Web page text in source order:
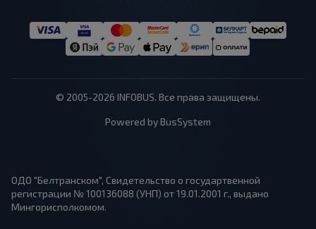
© 2005-2026 INFOBUS. Все права защищены.
Powered by BusSystem
ОДО "Белтранском", Свидетельство о государтвенной
регистрации № 100136088 (УНП) от 19.01.2001 г., выдано
Мингорисполкомом.